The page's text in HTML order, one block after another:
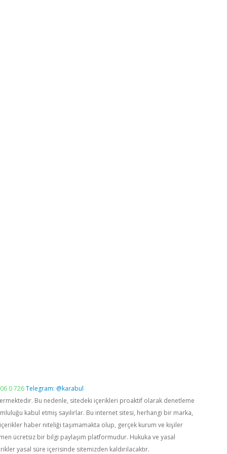
0 726Telegram: @karabul
Bu nedenle, sitedeki içerikleri proaktif olarak denetleme
kabul etmiş sayılırlar. Bu internet sitesi, herhangi bir marka,
haber niteliği taşımamakta olup, gerçek kurum ve kişiler
ücretsiz bir bilgi paylaşım platformudur. Hukuka ve yasal
yasal süre içerisinde sitemizden kaldırılacaktır.